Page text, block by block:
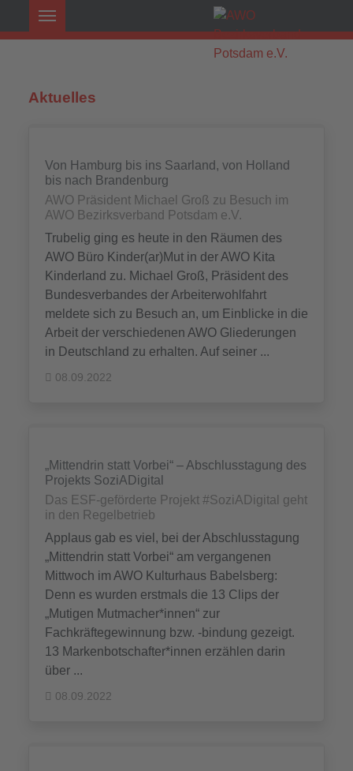
Aktuelles
Von Hamburg bis ins Saarland, von Holland
bis nach Brandenburg
AWO Präsident Michael Groß zu Besuch im
AWO Bezirksverband Potsdam e.V.
Trubelig ging es heute in den Räumen des
AWO Büro Kinder(ar)Mut in der AWO Kita
Kinderland zu. Michael Groß, Präsident des
Bundesverbandes der Arbeiterwohlfahrt
meldete sich zu Besuch an, um Einblicke in die
Arbeit der verschiedenen AWO Gliederungen
in Deutschland zu erhalten. Auf seiner ...
08.09.2022
„Mittendrin statt Vorbei“ – Abschlusstagung des
Projekts SoziADigital
Das ESF-geförderte Projekt #SoziADigital geht
in den Regelbetrieb
Applaus gab es viel, bei der Abschlusstagung
„Mittendrin statt Vorbei“ am vergangenen
Mittwoch im AWO Kulturhaus Babelsberg:
Denn es wurden erstmals die 13 Clips der
„Mutigen Mutmacher*innen“ zur
Fachkräftegewinnung bzw. -bindung gezeigt.
13 Markenbotschafter*innen erzählen darin
über ...
08.09.2022